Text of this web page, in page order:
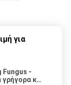
για
Fungus -
και